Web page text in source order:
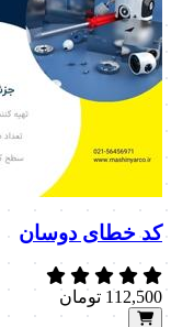
کد خطای دوسان
112,500 تومان